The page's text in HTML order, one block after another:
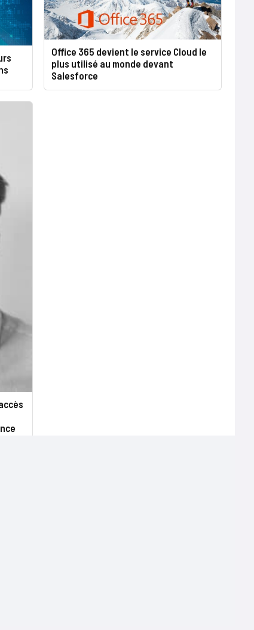
Office 365 devient le service Cloud le
plus utilisé au monde devant
Salesforce